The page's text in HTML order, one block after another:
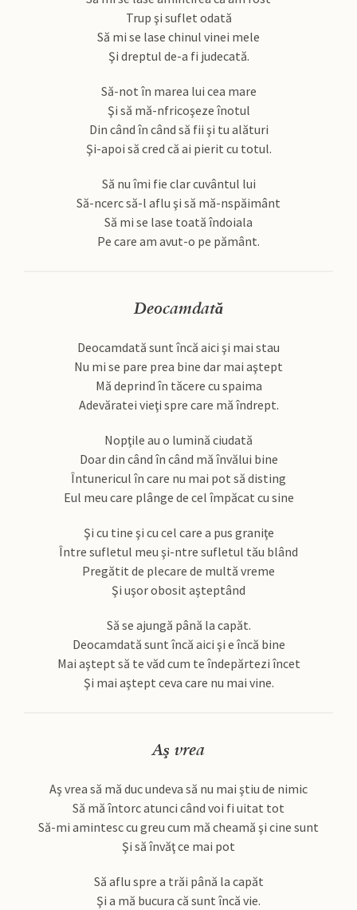
Trup şi suflet odată
Să mi se lase chinul vinei mele
Şi dreptul de-a fi judecată.
Să-not în marea lui cea mare
Şi să mă-nfricoşeze înotul
Din când în când să fii şi tu alături
Şi-apoi să cred că ai pierit cu totul.
Să nu îmi fie clar cuvântul lui
Să-ncerc să-l aflu şi să mă-nspăimânt
Să mi se lase toată îndoiala
Pe care am avut-o pe pământ.
Deocamdată
Deocamdată sunt încă aici şi mai stau
Nu mi se pare prea bine dar mai aştept
Mă deprind în tăcere cu spaima
Adevăratei vieţi spre care mă îndrept.
Nopţile au o lumină ciudată
Doar din când în când mă învălui bine
Întunericul în care nu mai pot să disting
Eul meu care plânge de cel împăcat cu sine
Şi cu tine şi cu cel care a pus graniţe
Între sufletul meu şi-ntre sufletul tău blând
Pregătit de plecare de multă vreme
Şi uşor obosit aşteptând
Să se ajungă până la capăt.
Deocamdată sunt încă aici şi e încă bine
Mai aştept să te văd cum te îndepărtezi încet
Şi mai aştept ceva care nu mai vine.
Aş vrea
Aş vrea să mă duc undeva să nu mai ştiu de nimic
Să mă întorc atunci când voi fi uitat tot
Să-mi amintesc cu greu cum mă cheamă şi cine sunt
Şi să învăţ ce mai pot
Să aflu spre a trăi până la capăt
Şi a mă bucura că sunt încă vie.